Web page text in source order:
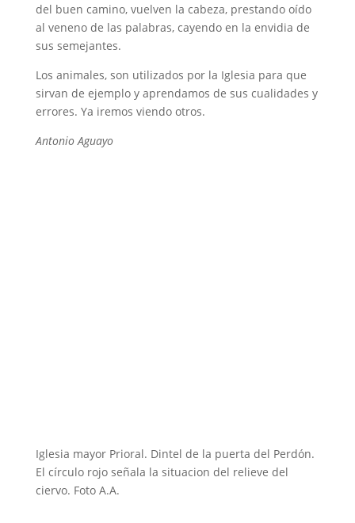
del buen camino, vuelven la cabeza, prestando oído
al veneno de las palabras, cayendo en la envidia de
sus semejantes.
Los animales, son utilizados por la Iglesia para que
sirvan de ejemplo y aprendamos de sus cualidades y
errores. Ya iremos viendo otros.
Antonio Aguayo
Iglesia mayor Prioral. Dintel de la puerta del Perdón.
El círculo rojo señala la situacion del relieve del
ciervo. Foto A.A.